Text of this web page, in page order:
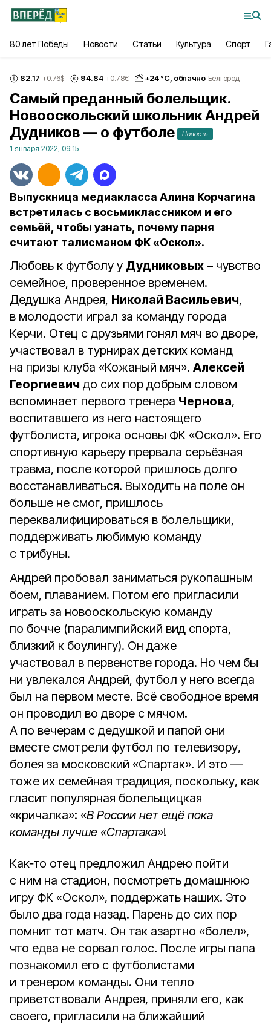
80 лет Победы Новости Статьи Культура Спорт
82.17 +0.76$ 94.84 +0.78€ +24°С, облачно Белгород
Самый преданный болельщик.
Новооскольский школьник Андрей
Дудников — о футболе
Новость
1 января 2022, 09:15
Выпускница медиакласса Алина Корчагина
встретилась с восьмиклассником и его
семьёй, чтобы узнать, почему парня
считают талисманом ФК «Оскол».
Любовь к футболу у Дудниковых – чувство
семейное, проверенное временем.
Дедушка Андрея, Николай Васильевич,
в молодости играл за команду города
Керчи. Отец с друзьями гонял мяч во дворе,
участвовал в турнирах детских команд
на призы клуба «Кожаный мяч». Алексей
Георгиевич до сих пор добрым словом
вспоминает первого тренера Чернова,
воспитавшего из него настоящего
футболиста, игрока основы ФК «Оскол». Его
спортивную карьеру прервала серьёзная
травма, после которой пришлось долго
восстанавливаться. Выходить на поле он
больше не смог, пришлось
переквалифицироваться в болельщики,
поддерживать любимую команду
с трибуны.
Андрей пробовал заниматься рукопашным
боем, плаванием. Потом его пригласили
играть за новооскольскую команду
по бочче (паралимпийский вид спорта,
близкий к боулингу). Он даже
участвовал в первенстве города. Но чем бы
ни увлекался Андрей, футбол у него всегда
был на первом месте. Всё свободное время
он проводил во дворе с мячом.
А по вечерам с дедушкой и папой они
вместе смотрели футбол по телевизору,
болея за московский «Спартак». И это —
тоже их семейная традиция, поскольку, как
гласит популярная болельщицкая
«кричалка»: «В России нет ещё пока
команды лучше «Спартака»!
Как‑то отец предложил Андрею пойти
с ним на стадион, посмотреть домашнюю
игру ФК «Оскол», поддержать наших. Это
было два года назад. Парень до сих пор
помнит тот матч. Он так азартно «болел»,
что едва не сорвал голос. После игры папа
познакомил его с футболистами
и тренером команды. Они тепло
приветствовали Андрея, приняли его, как
своего, пригласили на ближайший